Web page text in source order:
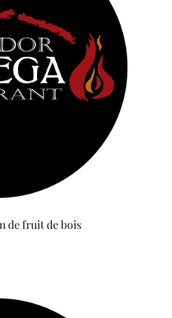
de fruit de bois